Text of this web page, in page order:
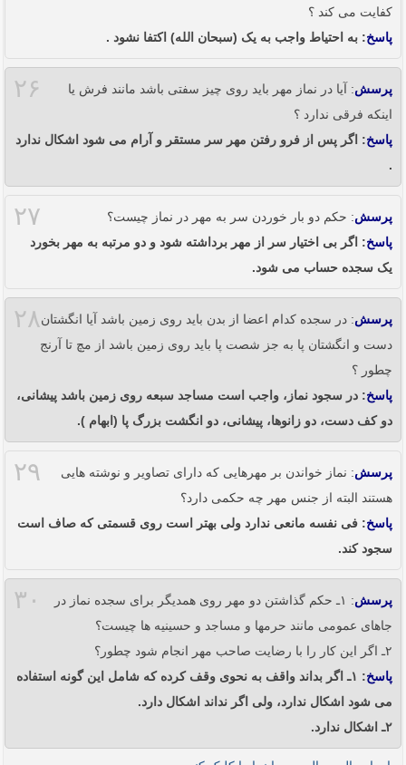
کفایت می کند ؟
پاسخ: به احتیاط واجب به یک (سبحان الله) اکتفا نشود .
۲۶ پرسش: آیا در نماز مهر باید روی چیز سفتی باشد مانند فرش یا
اینکه فرقی ندارد ؟
پاسخ: اگر پس از فرو رفتن مهر سر مستقر و آرام می شود اشکال ندارد
.
۲۷ پرسش: حکم دو بار خوردن سر به مهر در نماز چیست؟
پاسخ: اگر بی اختیار سر از مهر برداشته شود و دو مرتبه به مهر بخورد
یک سجده حساب می شود.
۲۸ پرسش: در سجده کدام اعضا از بدن باید روی زمین باشد آیا انگشتان
دست و انگشتان پا به جز شصت پا باید روی زمین باشد از مچ تا آرنج
چطور ؟
پاسخ: در سجود نماز، واجب است مساجد سبعه روی زمین باشد پیشانی،
دو کف دست، دو زانوها، پیشانی، دو انگشت بزرگ پا (ابهام ).
۲۹ پرسش: نماز خواندن بر مهرهایی که دارای تصاویر و نوشته هایی
هستند البته از جنس مهر چه حکمی دارد؟
پاسخ: فی نفسه مانعی ندارد ولی بهتر است روی قسمتی که صاف است
سجود کند.
۳۰ پرسش
: ۱ـ حکم گذاشتن دو مهر روی همدیگر برای سجده نماز در
جاهای عمومی مانند حرمها و مساجد و حسینیه ها چیست؟
۲ـ اگر این کار را با رضایت صاحب مهر انجام شود چطور؟
پاسخ
: ۱ـ اگر بداند واقف به نحوی وقف کرده که شامل این گونه استفاده
می شود اشکال ندارد، ولی اگر نداند اشکال دارد.
۲ـ اشکال ندارد.